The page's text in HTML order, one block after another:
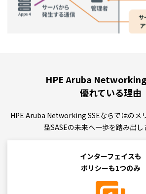
HPE Aruba Networking
優れている理由
HPE Aruba Networking SSEならではのメ
型SASEの未来へ一歩を踏み出し
インターフェイスも
ポリシーも1つのみ